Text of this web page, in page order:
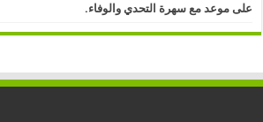
على موعد مع سهرة التحدي والوفاء.